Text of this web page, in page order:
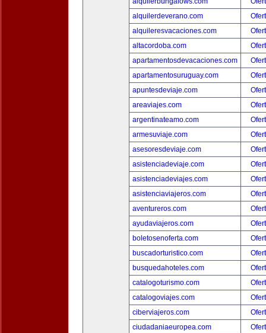
alquilerdeverano.com
alquileresvacaciones.com
altacordoba.com
apartamentosdevacaciones.com
apartamentosuruguay.com
apuntesdeviaje.com
areaviajes.com
argentinateamo.com
armesuviaje.com
asesoresdeviaje.com
asistenciadeviaje.com
asistenciadeviajes.com
asistenciaviajeros.com
aventureros.com
ayudaviajeros.com
boletosenoferta.com
buscadorturistico.com
busquedahoteles.com
catalogoturismo.com
catalogoviajes.com
ciberviajeros.com
ciudadaniaeuropea.com